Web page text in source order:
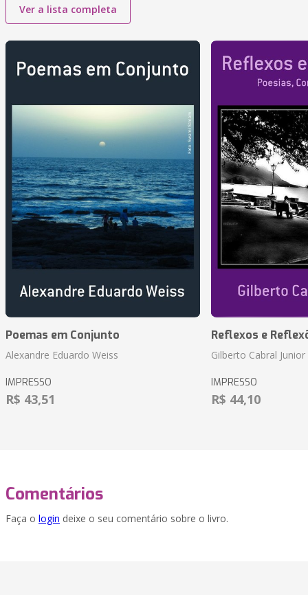
Ver a lista completa
Poemas em Conjunto
Alexandre Eduardo Weiss
IMPRESSO
R$ 43,51
Reflexos e
Gilberto Cabral Junior
IMPRESSO
R$ 44,10
Comentários
Faça o login deixe o seu comentário sobre o livro.